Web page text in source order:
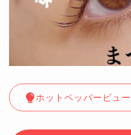
ホットペッパービュ